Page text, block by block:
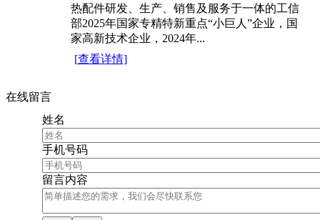
热配件研发、生产、销售及服务于一体的工信
部2025年国家专精特新重点“小巨人”企业，国
家高新技术企业，2024年...
[查看详情]
在线留言
姓名
手机号码
留言内容